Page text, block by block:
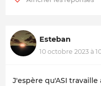
Esteban
10 octobre 2023 à
J'espère qu'ASI